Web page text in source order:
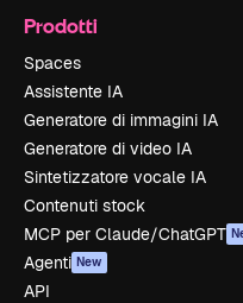
Prodotti
Spaces
Assistente IA
Generatore di immagini IA
Generatore di video IA
Sintetizzatore vocale IA
Contenuti stock
MCP per Claude/ChatGPT
Agenti New
API